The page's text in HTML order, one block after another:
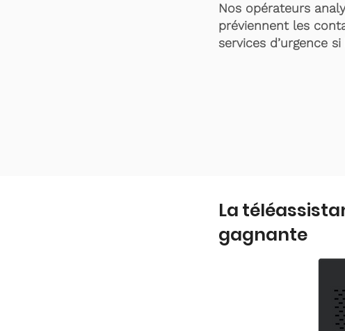
Nos opérateurs
préviennent les
services d’urgence
La
gagnante